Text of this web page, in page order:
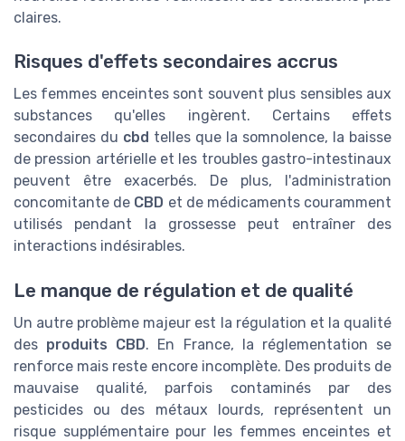
claires.
Risques d'effets secondaires accrus
Les femmes enceintes sont souvent plus sensibles aux
substances qu'elles ingèrent. Certains effets
secondaires du cbd telles que la somnolence, la baisse
de pression artérielle et les troubles gastro-intestinaux
peuvent être exacerbés. De plus, l'administration
concomitante de CBD et de médicaments couramment
utilisés pendant la grossesse peut entraîner des
interactions indésirables.
Le manque de régulation et de qualité
Un autre problème majeur est la régulation et la qualité
des produits CBD. En France, la réglementation se
renforce mais reste encore incomplète. Des produits de
mauvaise qualité, parfois contaminés par des
pesticides ou des métaux lourds, représentent un
risque supplémentaire pour les femmes enceintes et